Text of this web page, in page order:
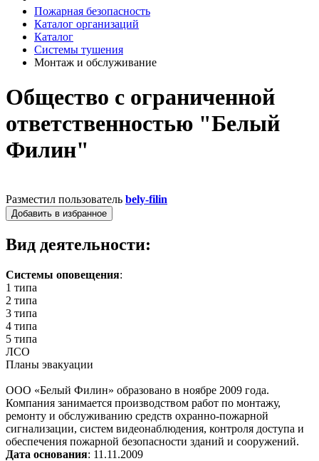
Пожарная безопасность
Каталог организаций
Каталог
Системы тушения
Монтаж и обслуживание
Общество с ограниченной
ответственностью "Белый
Филин"
Разместил пользователь bely-filin
Добавить в избранное
Вид деятельности:
Системы оповещения:
1 типа
2 типа
3 типа
4 типа
5 типа
ЛСО
Планы эвакуации
ООО «Белый Филин» образовано в ноябре 2009 года.
Компания занимается производством работ по монтажу,
ремонту и обслуживанию средств охранно-пожарной
сигнализации, систем видеонаблюдения, контроля доступа и
обеспечения пожарной безопасности зданий и сооружений.
Дата основания: 11.11.2009